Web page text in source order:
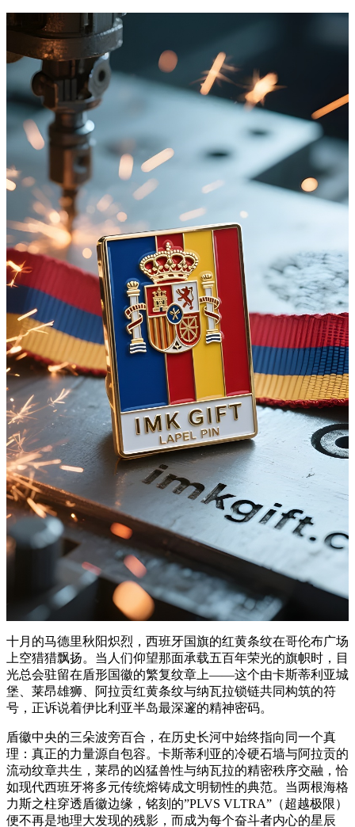
十月的马德里秋阳炽烈，西班牙国旗的红黄条纹在哥伦布广场
上空猎猎飘扬。当人们仰望那面承载五百年荣光的旗帜时，目
光总会驻留在盾形国徽的繁复纹章上——这个由卡斯蒂利亚城
堡、莱昂雄狮、阿拉贡红黄条纹与纳瓦拉锁链共同构筑的符
号，正诉说着伊比利亚半岛最深邃的精神密码。
盾徽中央的三朵波旁百合，在历史长河中始终指向同一个真
理：真正的力量源自包容。卡斯蒂利亚的冷硬石墙与阿拉贡的
流动纹章共生，莱昂的凶猛兽性与纳瓦拉的精密秩序交融，恰
如现代西班牙将多元传统熔铸成文明韧性的典范。当两根海格
力斯之柱穿透盾徽边缘，铭刻的”PLVS VLTRA”（超越极限）
便不再是地理大发现的残影，而成为每个奋斗者内心的星辰